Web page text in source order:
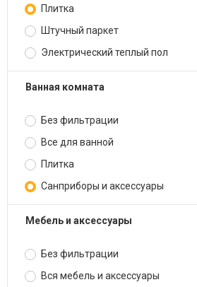
Плитка
Штучный паркет
Электрический теплый пол
Ванная комната
Без фильтрации
Все для ванной
Плитка
Санприборы и аксессуары
Мебель и аксессуары
Без фильтрации
Вся мебель и аксессуары